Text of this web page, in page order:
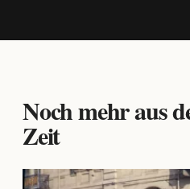
Noch mehr aus
Zeit